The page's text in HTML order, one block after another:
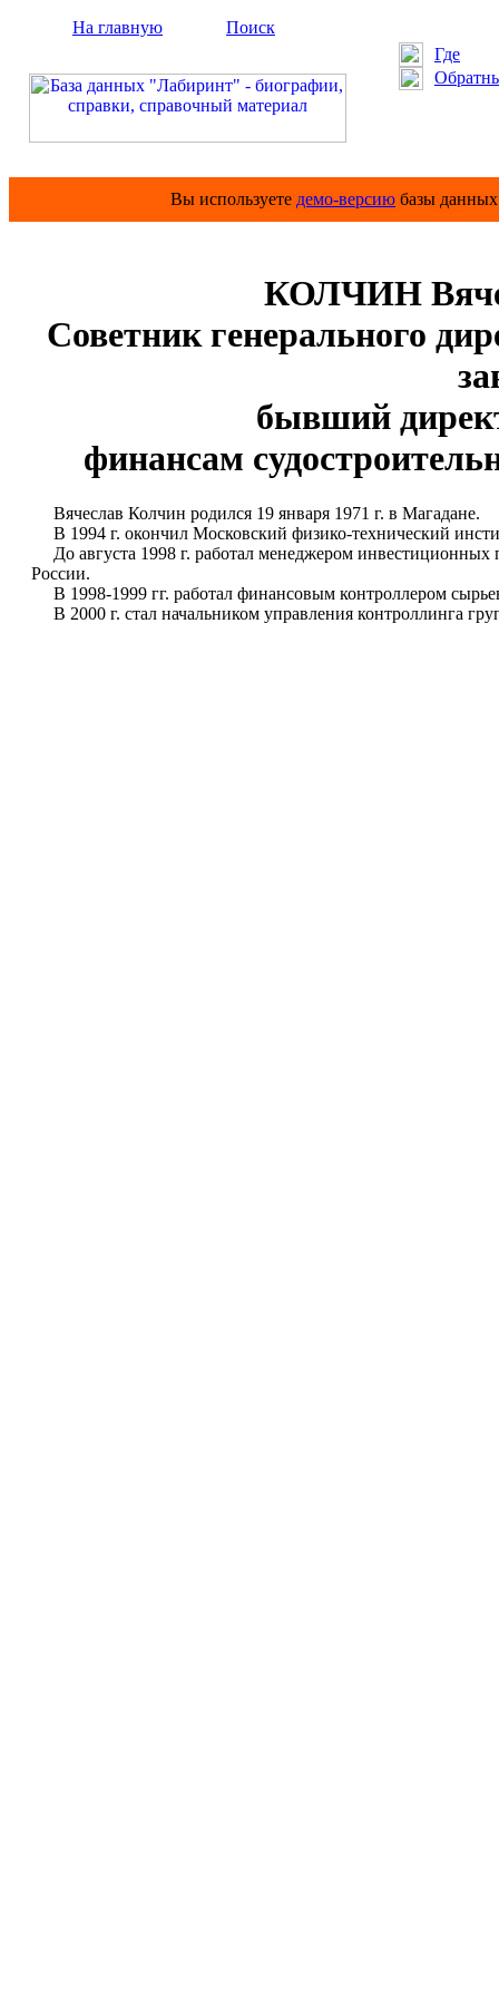
На главную
Поиск
Где
Вы используете демо-версию базы
КОЛЧИН
Советник генерального
бывший
финансам
Вячеслав Колчин родился 19 января 1971 г. в Магадане.
В 1994 г. окончил Московский физико-технический
До августа 1998 г. работал менеджером
России.
В 1998-1999 гг. работал финансовым контроллером
В 2000 г. стал начальником управления контроллинга